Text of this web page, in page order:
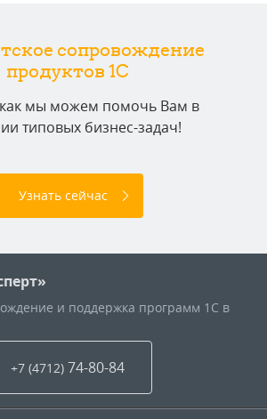
сопровождение
продуктов 1C
как мы можем помочь Вам в
типовых бизнес-задач!
Узнать сейчас
и поддержка программ 1С в
+7 (4712) 74-80-84